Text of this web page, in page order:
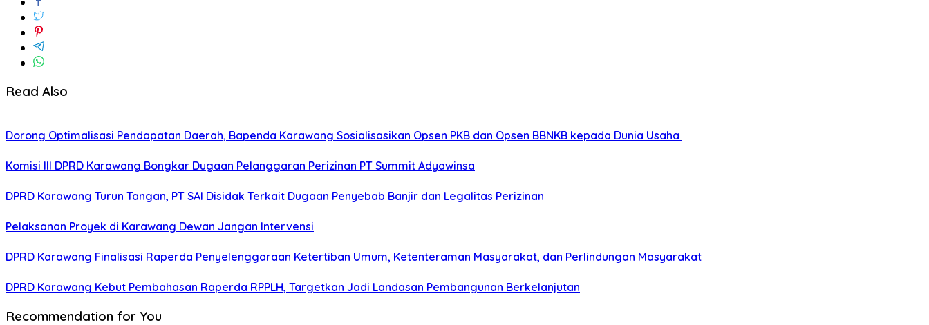
Read Also
Dorong Optimalisasi Pendapatan Daerah, Bapenda Karawang Sosialisasikan Opsen PKB dan Opsen BBNKB kepada Dunia Usaha
Komisi III DPRD Karawang Bongkar Dugaan Pelanggaran Perizinan PT Summit Adyawinsa
DPRD Karawang Turun Tangan, PT SAI Disidak Terkait Dugaan Penyebab Banjir dan Legalitas Perizinan
Pelaksanan Proyek di Karawang Dewan Jangan Intervensi
DPRD Karawang Finalisasi Raperda Penyelenggaraan Ketertiban Umum, Ketenteraman Masyarakat, dan Perlindungan Masyarakat
DPRD Karawang Kebut Pembahasan Raperda RPPLH, Targetkan Jadi Landasan Pembangunan Berkelanjutan
Recommendation for You